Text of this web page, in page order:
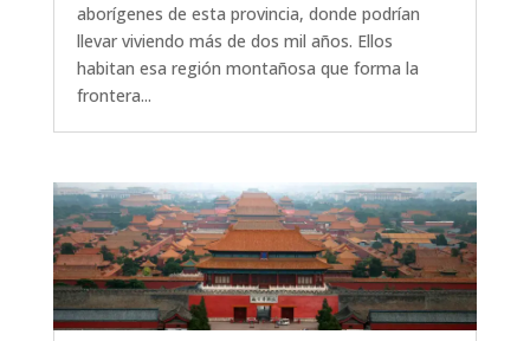
aborígenes de esta provincia, donde podrían
llevar viviendo más de dos mil años. Ellos
habitan esa región montañosa que forma la
frontera...